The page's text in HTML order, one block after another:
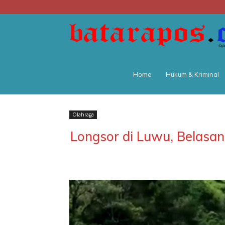
Home Hukum & Kriminal
Olahraga
Longsor di Luwu,